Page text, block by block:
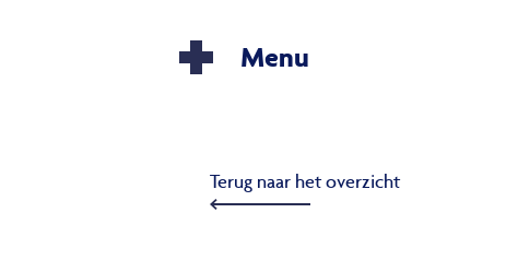
Menu
Terug naar het overzicht